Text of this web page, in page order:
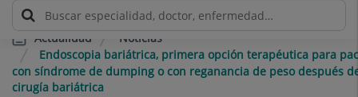
Actualidad
Noticias
Endoscopia bariátrica, primera opción terapéutica para
con síndrome de dumping o con reganancia de peso después
cirugía bariátrica